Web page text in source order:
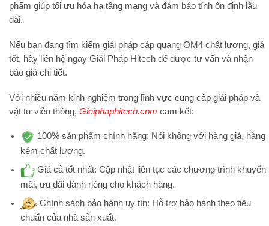
phẩm giúp tối ưu hóa hạ tầng mạng và đảm bảo tính ổn định lâu
dài.
Nếu bạn đang tìm kiếm giải pháp cáp quang OM4 chất lượng, giá
tốt, hãy liên hệ ngay Giải Pháp Hitech để được tư vấn và nhận
báo giá chi tiết.
Với nhiều năm kinh nghiệm trong lĩnh vực cung cấp giải pháp và
vật tư viễn thông, Giaiphaphitech.com cam kết:
100% sản phẩm chính hãng: Nói không với hàng giả, hàng
kém chất lượng.
Giá cả tốt nhất: Cập nhật liên tục các chương trình khuyến
mãi, ưu đãi dành riêng cho khách hàng.
Chính sách bảo hành uy tín: Hỗ trợ bảo hành theo tiêu
chuẩn của nhà sản xuất.